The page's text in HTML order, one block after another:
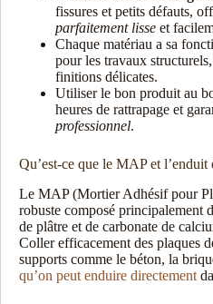
fissures et petits défauts,
parfaitement lisse et
Chaque matériau a sa
pour les travaux
finitions délicates.
Utiliser le bon produit au
heures de rattrapage et
professionnel.
Qu’est-ce que le MAP et l’enduit
Le MAP (Mortier Adhésif pour
robuste composé principalement
de plâtre et de carbonate de
Coller efficacement des plaques
supports comme le béton, la
qu’on peut enduire directement